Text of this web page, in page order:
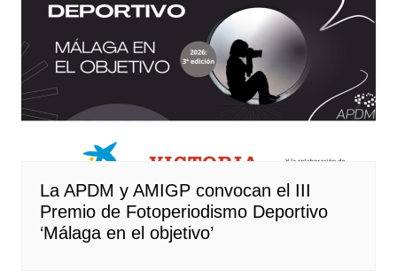
La APDM y AMIGP convocan el III
Premio de Fotoperiodismo Deportivo
‘Málaga en el objetivo’